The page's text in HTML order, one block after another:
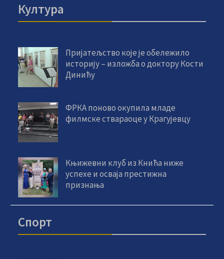
Култура
Пријатељство које је обележило
историју – изложба о доктору Кости
Динићу
ФРКА поново окупила младе
филмске ствараоце у Крагујевцу
Књижевни клуб из Кнића ниже
успехе и осваја престижна
признања
Спорт